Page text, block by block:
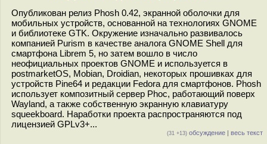
Опубликован релиз Phosh 0.42, экранной оболочки для
мобильных устройств, основанной на технологиях GNOME
и библиотеке GTK. Окружение изначально развивалось
компанией Purism в качестве аналога GNOME Shell для
смартфона Librem 5, но затем вошло в число
неофициальных проектов GNOME и используется в
postmarketOS, Mobian, Droidian, некоторых прошивках для
устройств Pine64 и редакции Fedora для смартфонов. Phosh
использует композитный сервер Phoc, работающий поверх
Wayland, а также собственную экранную клавиатуру
squeekboard. Наработки проекта распространяются под
лицензией GPLv3+...
(31 +13) обсуждение | весь текст